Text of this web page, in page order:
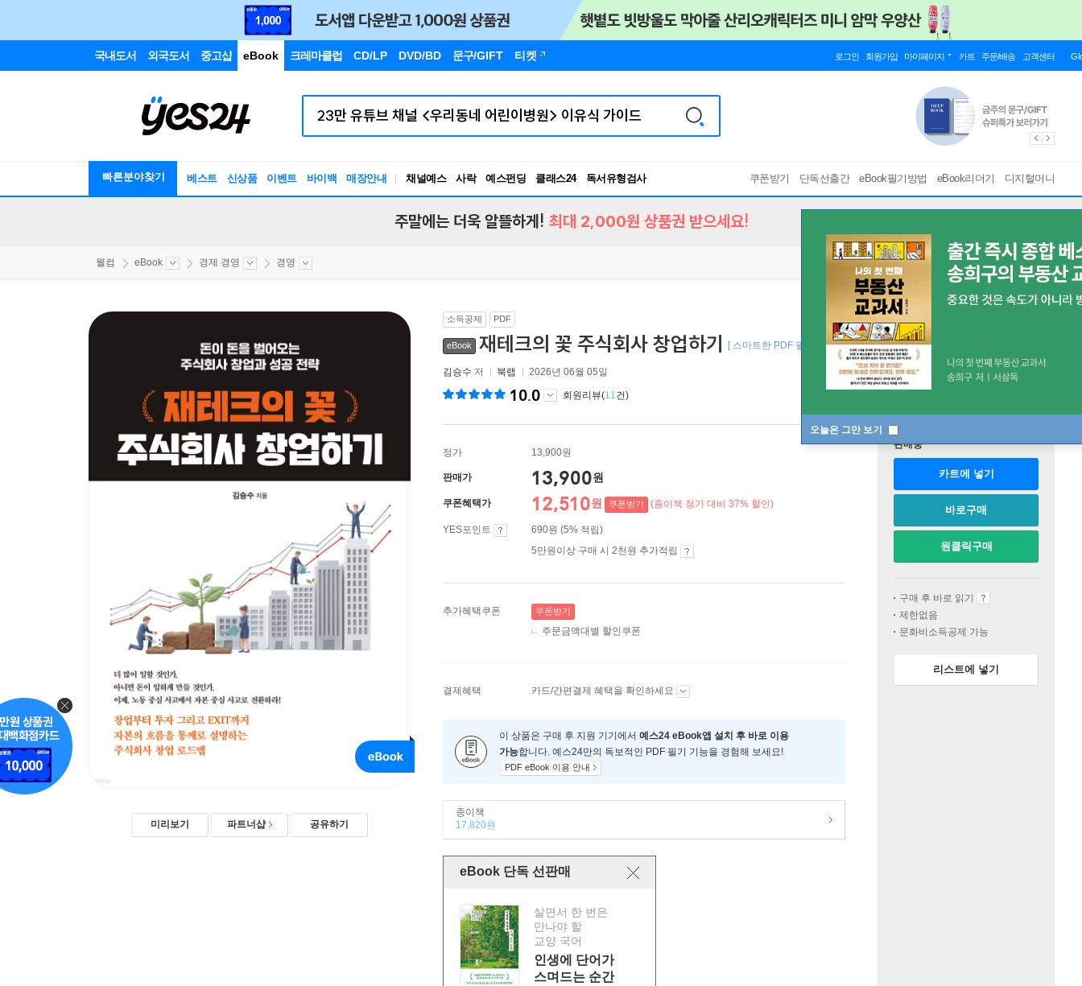
국내도서 외국도서 중고샵 eBook 크레마클럽 CD/LP DVD/BD 문구/GIFT 티켓 로그인 회원가입 마이페이지 카트 주문/배송 고객센터
빠른분야찾기 베스트 신상품 이벤트 바이백 매장안내 채널예스 사락 예스펀딩 클래스24
독서유형검사
RBTI Lab
쿠폰받기 단독선출간 eBook필기방법 eBook리더기 디지털머니
오늘은 그만 보기
주말에는 더욱 알뜰하게! 최대 2,000원 상품권 받으세요!
웰컴 eBook 경제 경영 경영
미리보기 파트너샵 공유하기
소득공제 PDF
eBook 재테크의 꽃 주식회사 창업하기 [ 스마트한 PDF 필기 기능을 사용해 보세요! ]
김승수 저 북랩 2026년 06월 05일
10.0 회원리뷰(11건)
정가 13,900원
판매가 13,900원
쿠폰혜택가 12,510원 쿠폰받기 (종이책 정가 대비 37% 할인)
YES포인트
690원 (5% 적립)
5만원이상 구매 시 2천원 추가적립
추가혜택쿠폰 쿠폰받기
주문금액대별 할인쿠폰
결제혜택 카드/간편결제 혜택을 확인하세요
이 상품은 구매 후 지원 기기에서 예스24 eBook앱 설치 후 바로 이용
가능합니다. 예스24만의 독보적인 PDF 필기 기능을 경험해 보세요!
PDF eBook 이용 안내
종이책
17,820원
eBook 단독 선판매
살면서 한 번은
만나야 할
교양 국어
인생에 단어가
스며드는 순간
판매중
카트에 넣기
바로구매
원클릭구매
구매 후 바로 읽기
제한없음
문화비소득공제 가능
리스트에 넣기